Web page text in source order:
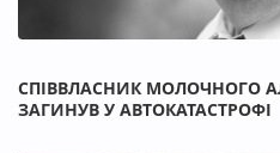
СПІВВЛАСНИК МОЛОЧНОГО
ЗАГИНУВ У АВТОКАТАСТРОФІ